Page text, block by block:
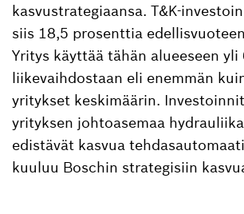
kasvustrategiaansa. T&K-
siis 18,5 prosenttia
Yritys käyttää tähän alueeseen
liikevaihdostaan eli enemmän
yritykset keskimäärin.
yrityksen johtoasemaa
edistävät kasvua
kuuluu Boschin strategisiin